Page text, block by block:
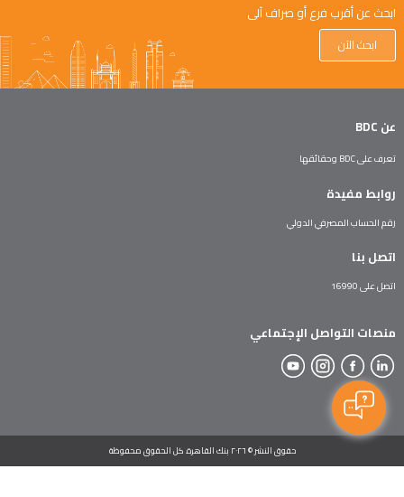
ابحث عن أقرب فرع أو صراف آلي
ابحث الآن
عن BDC
تعرف على BDC وحقائقها
روابط مفيدة
رقم الحساب المصرفي الدولي
اتصل بنا
اتصل على 16990
منصات التواصل الإجتماعي
حقوق النشر © ٢٠٢٦ بنك القاهرة. كل الحقوق محفوظة